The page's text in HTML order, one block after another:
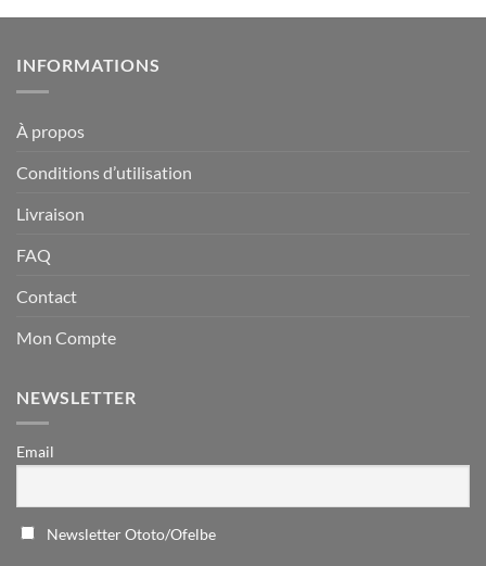
INFORMATIONS
À propos
Conditions d’utilisation
Livraison
FAQ
Contact
Mon Compte
NEWSLETTER
Email
Newsletter Ototo/Ofelbe